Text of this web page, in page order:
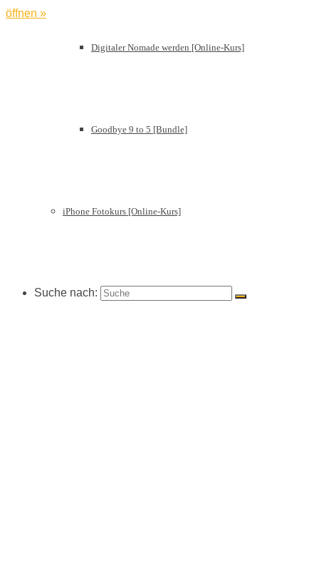
Digitaler Nomade werden [Online-Kurs]
Goodbye 9 to 5 [Bundle]
iPhone Fotokurs [Online-Kurs]
Suche nach:
öffnen »